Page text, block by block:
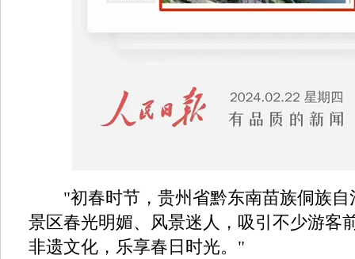
"初春时节，贵州省黔东南苗族侗族自
景区春光明媚、风景迷人，吸引不少游客
非遗文化，乐享春日时光。"